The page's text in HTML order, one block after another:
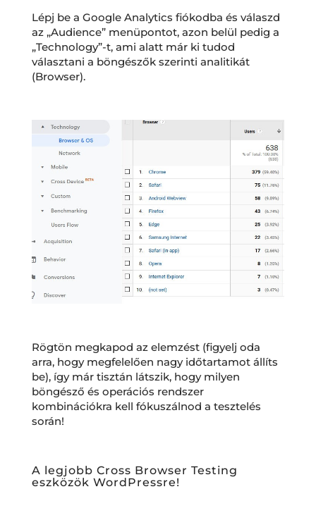
Lépj be a Google Analytics fiókodba és válaszd
az „Audience” menüpontot, azon belül pedig a
„Technology”-t, ami alatt már ki tudod
választani a böngészők szerinti analitikát
(Browser).
Rögtön megkapod az elemzést (figyelj oda
arra, hogy megfelelően nagy időtartamot állíts
be), így már tisztán látszik, hogy milyen
böngésző és operációs rendszer
kombinációkra kell fókuszálnod a tesztelés
során!
A legjobb Cross Browser Testing
eszközök WordPressre!